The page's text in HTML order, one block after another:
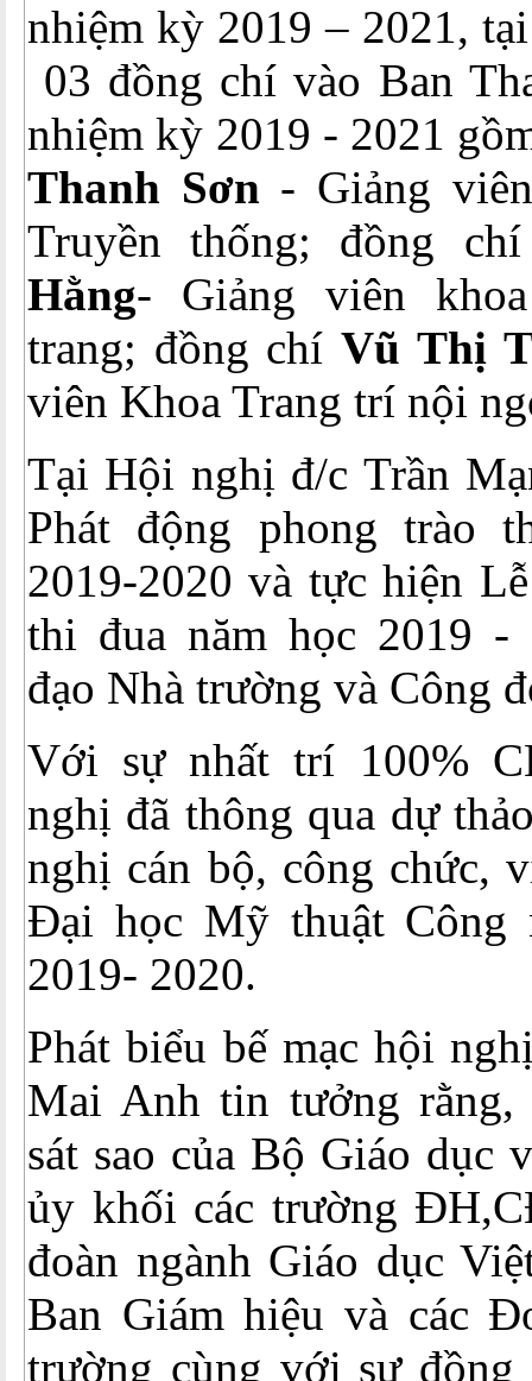
nhiệm kỳ 2019 – 2021,
03 đồng chí vào Ban
nhiệm kỳ 2019 - 2021
Thanh Sơn - Giảng
Truyền thống; đồng
Hằng- Giảng viên
trang; đồng chíVũ Thị
viên Khoa Trang trí nội
Tại Hội nghị đ/c Trần
Phát động phong trào
2019-2020 và tực hiện
thi đua năm học 2019 -
đạo Nhà trường và Công
Với sự nhất trí 100%
nghị đã thông qua dự
nghị cán bộ, công chức,
Đại học Mỹ thuật Công
2019- 2020.
Phát biểu bế mạc hội
Mai Anh tin tưởng
sát sao của Bộ Giáo dục
ủy khối các trường
đoàn ngành Giáo dục
Ban Giám hiệu và các
trường cùng với sự đồng